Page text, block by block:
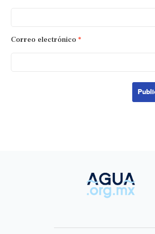
Correo electrónico *